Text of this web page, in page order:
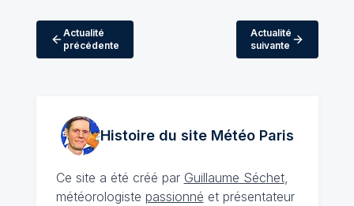
Actualité
précédente
Actualité
suivante
Histoire du site MétéoParis
Ce site a été créé par Guillaume Séchet,
météorologiste passionné et présentateur